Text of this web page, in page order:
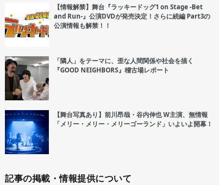
【情報解禁】舞台『ラッキードッグ1 on Stage -Bet
and Run-』公演DVDが発売決定！さらに続編 Part3の
公演情報も解禁！！
「隣人」をテーマに、歪な人間関係や社会を描く
『GOOD NEIGHBORS』稽古場レポート
【舞台写真あり】前川昂哉・谷内伸也 W主演、無情報
「メリー・メリー・メリーゴーランド」いよいよ開幕！
記事の掲載・情報提供について